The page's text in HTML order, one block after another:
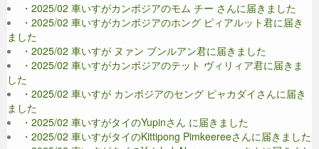
・2025/02 車いすがカンボジアのモム チー さんに届きました
・2025/02 車いすがカンボジアのホング ピィアルット君に届き
ました
・2025/02 車いすが ヌァン ブンルアン君に届きました
・2025/02 車いすがカンボジアのテット ヴィリィア君に届きま
した
・2025/02 車いすが カンボジアのセング ピャカダイさんに届き
ました
・2025/02 車いすがタイのYupinさん に届きました
・2025/02 車いすがタイのKittipong Pimkeereeさんに届きました